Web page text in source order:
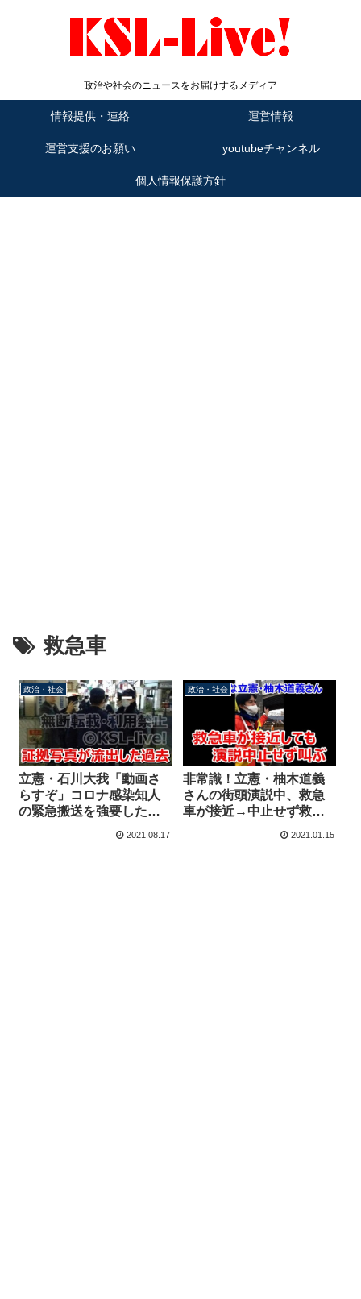
政治や社会のニュースをお届けするメディア
情報提供・連絡 運営情報
運営支援のお願い youtubeチャンネル
個人情報保護方針
救急車
政治・社会
立憲・石川大我「動画さ
らすぞ」コロナ感染知人
の緊急搬送を強要した疑
否定も証拠写真が流出し
2021.08.17
政治・社会
非常識！立憲・柚木道義
さんの街頭演説中、救急
車が接近→中止せず救急
2021.01.15